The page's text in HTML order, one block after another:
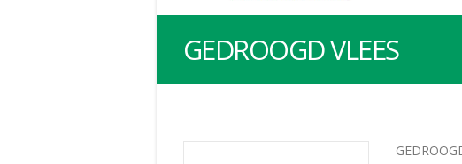
GEDROOGD VLEES